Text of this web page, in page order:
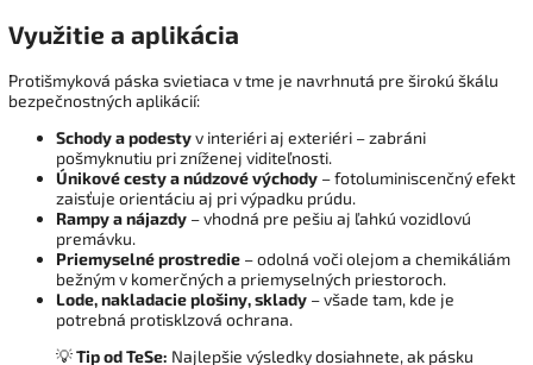
Využitie a aplikácia
Protišmyková páska svietiaca v tme je navrhnutá pre širokú škálu
bezpečnostných aplikácií:
Schody a podestyv interiéri aj exteriéri – zabráni
pošmyknutiu pri zníženej viditeľnosti.
Únikové cesty a núdzové východy – fotoluminiscenčný efekt
zaisťuje orientáciu aj pri výpadku prúdu.
Rampy a nájazdy – vhodná pre pešiu aj ľahkú vozidlovú
premávku.
Priemyselné prostredie – odolná voči olejom a chemikáliám
bežným v komerčných a priemyselných priestoroch.
Lode, nakladacie plošiny, sklady – všade tam, kde je
potrebná protisklzová ochrana.
💡Tip od TeSe: Najlepšie výsledky dosiahnete, ak pásku